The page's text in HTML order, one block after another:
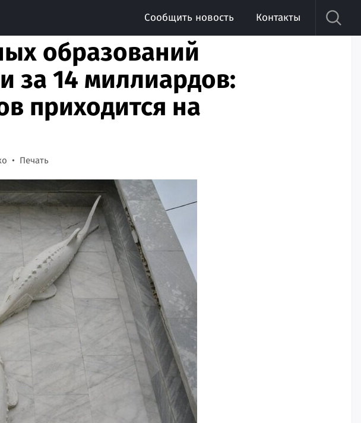
Сообщить новость Контакты
образований
за 14 миллиардов:
приходится на
Печать